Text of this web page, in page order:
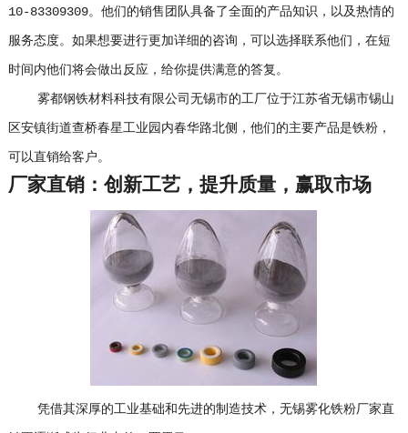
10-83309309。他们的销售团队具备了全面的产品知识，以及热情的
服务态度。如果想要进行更加详细的咨询，可以选择联系他们，在短
时间内他们将会做出反应，给你提供满意的答复。
雾都钢铁材料科技有限公司无锡市的工厂位于江苏省无锡市锡山
区安镇街道查桥春星工业园内春华路北侧，他们的主要产品是铁粉，
可以直销给客户。
厂家直销：创新工艺，提升质量，赢取市场
凭借其深厚的工业基础和先进的制造技术，无锡雾化铁粉厂家直